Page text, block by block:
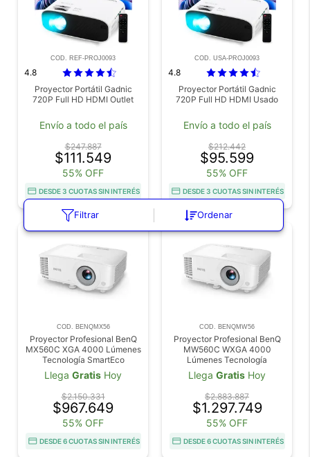
Filtrar Ordenar
COD. REF-PROJ0093
4.8
Proyector Portátil Gadnic
720P Full HD HDMI Outlet
Envío a todo el país
$247.887
$111.549
55% OFF
DESDE 3 CUOTAS SIN INTERÉS
COD. USA-PROJ0093
4.8
Proyector Portátil Gadnic
720P Full HD HDMI Usado
Envío a todo el país
$212.442
$95.599
55% OFF
DESDE 3 CUOTAS SIN INTERÉS
COD. BENQMX56
Proyector Profesional BenQ
MX560C XGA 4000 Lúmenes
Tecnología SmartEco
Llega Gratis Hoy
$2.150.331
$967.649
55% OFF
DESDE 6 CUOTAS SIN INTERÉS
COD. BENQMW56
Proyector Profesional BenQ
MW560C WXGA 4000
Lúmenes Tecnología
SmartEco
Llega Gratis Hoy
$2.883.887
$1.297.749
55% OFF
DESDE 6 CUOTAS SIN INTERÉS